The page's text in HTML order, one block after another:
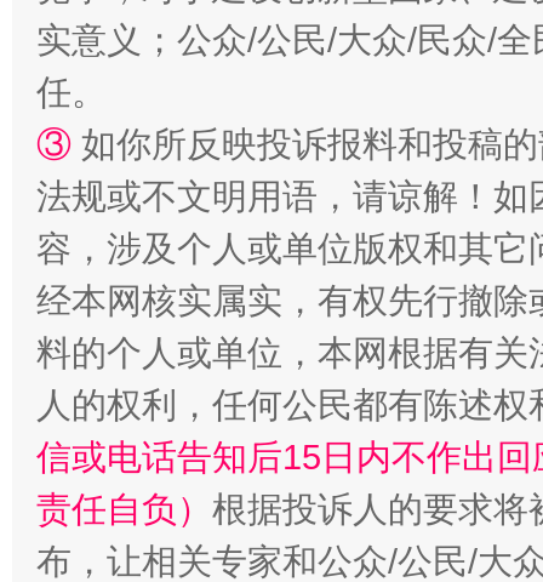
实意义；公众/公民/大众/民众/
任。
③ 如你所反映投诉报料和投稿
法规或不文明用语，请谅解！
容，涉及个人或单位版权和其它
经本网核实属实，有权先行撤
料的个人或单位，本网根据有
人的权利，任何公民都有陈述
信或电话告知后15日内不作出
责任自负） 根据投诉人的要求将
布，让相关专家和公众/公民/大